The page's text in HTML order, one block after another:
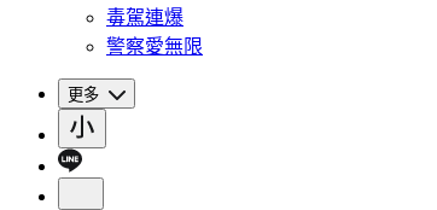
毒駕連爆
警察愛無限
更多